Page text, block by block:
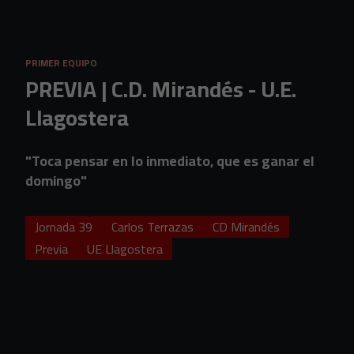
PRIMER EQUIPO
PREVIA | C.D. Mirandés - U.E.
Llagostera
"Toca pensar en lo inmediato, que es ganar el
domingo"
Jornada 39 Carlos Terrazas
CD Mirandés
Previa
UE Llagostera